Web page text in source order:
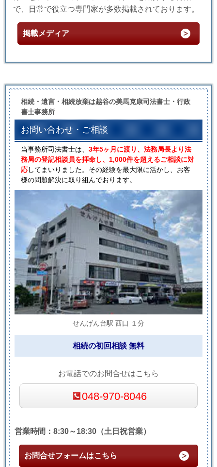
で、日常で役立つ専門家が多数掲載されております。
掲載メディア
相続・遺言・相続放棄は越谷の美馬克康司法書士・行政
書士事務所
お問い合わせ・ご相談
当事務所司法書士は、 3年5ヶ月に渡り、法務局長より法
務局の登記相談員を拝命し、1,000件を超えるご相談に対
応してまいりました。その経験を最大限に活かし、お客
様の問題解決に取り組んでおります。
せんげん台駅 西口 １分
相続の初回相談 無料
お電話でのお問合せはこちら
048-970-8046
営業時間：8:30～18:30（土日祝営業）
お問合せフォームはこちら